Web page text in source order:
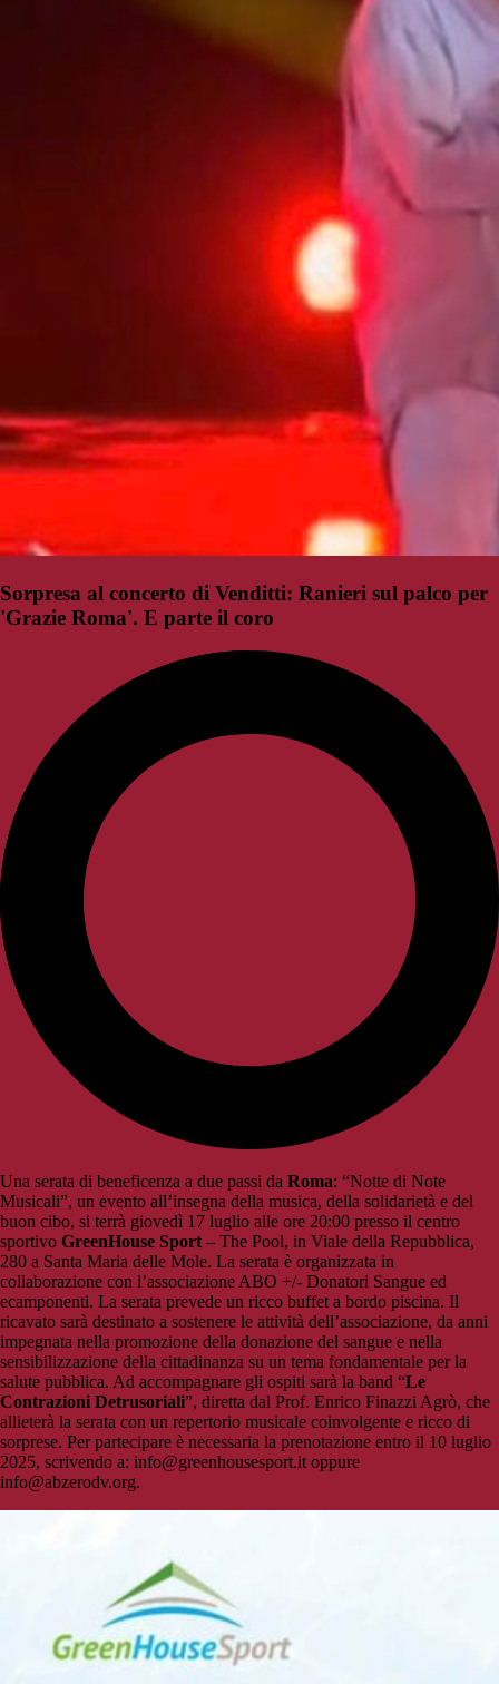
Sorpresa al concerto di Venditti: Ranieri sul palco per
'Grazie Roma'. E parte il coro
Una serata di beneficenza a due passi da Roma: “Notte di Note
Musicali”, un evento all’insegna della musica, della solidarietà e del
buon cibo, si terrà giovedì 17 luglio alle ore 20:00 presso il centro
sportivo GreenHouse Sport– The Pool, in Viale della Repubblica,
280 a Santa Maria delle Mole. La serata è organizzata in
collaborazione con l’associazione ABO +/- Donatori Sangue ed
ecamponenti. La serata prevede un ricco buffet a bordo piscina. Il
ricavato sarà destinato a sostenere le attività dell’associazione, da anni
impegnata nella promozione della donazione del sangue e nella
sensibilizzazione della cittadinanza su un tema fondamentale per la
salute pubblica. Ad accompagnare gli ospiti sarà la band “Le
Contrazioni Detrusoriali”, diretta dal Prof. Enrico Finazzi Agrò, che
allieterà la serata con un repertorio musicale coinvolgente e ricco di
sorprese. Per partecipare è necessaria la prenotazione entro il 10 luglio
2025, scrivendo a: info@greenhousesport.it oppure
info@abzerodv.org.